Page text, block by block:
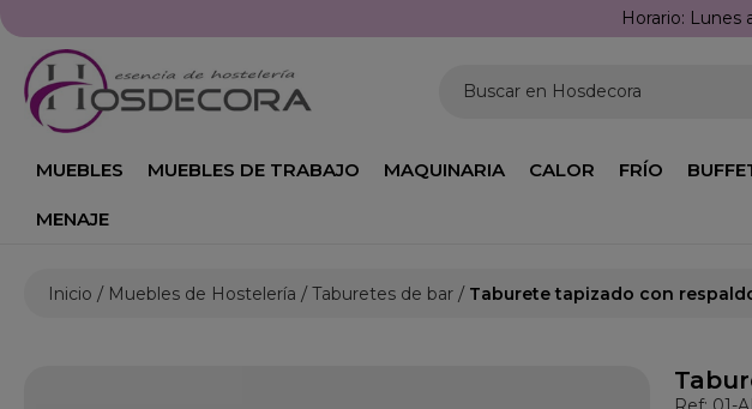
Buscar en Hosdecora
MUEBLES MUEBLES DE TRABAJO MAQUINARIA CALOR FRÍO
MENAJE
Inicio Muebles de Hostelería Taburetes de bar Taburete tapizado con